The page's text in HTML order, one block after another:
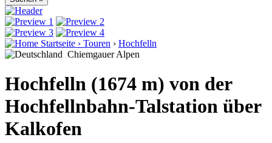
Startseite › Touren › Hochfelln
Chiemgauer Alpen
Hochfelln (1674 m) von der
Hochfellnbahn-Talstation über
Kalkofen